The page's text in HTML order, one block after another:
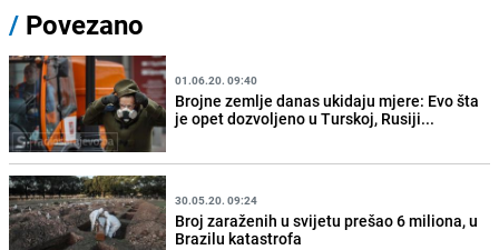
/ Povezano
01.06.20. 09:40
Brojne zemlje danas ukidaju mjere: Evo šta
je opet dozvoljeno u Turskoj, Rusiji...
30.05.20. 09:24
Broj zaraženih u svijetu prešao 6 miliona, u
Brazilu katastrofa